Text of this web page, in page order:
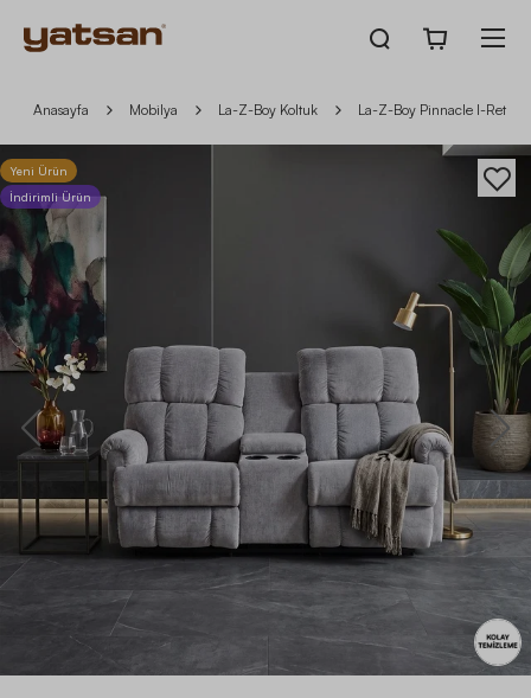
Anasayfa Mobilya La-Z-Boy Koltuk La-Z-Boy Pinnacle I-
Yeni Ürün
İndirimli Ürün